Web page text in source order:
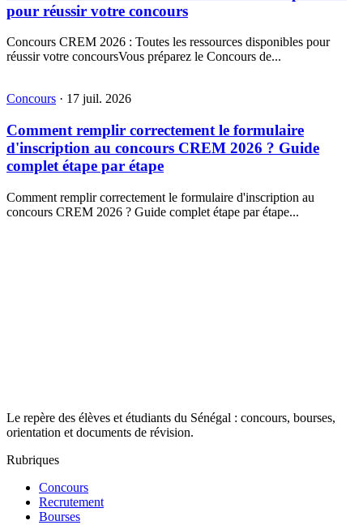
Concours
ENDSS : les épreuves des licences professionnelles se
tiennent les ..............